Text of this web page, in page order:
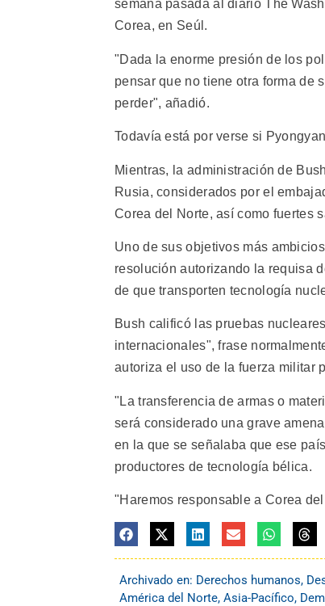
semana pasada al diario The
Corea, en Seúl.
"Dada la enorme presión de los
pensar que no tiene otra forma de
perder", añadió.
Todavía está por verse si
Mientras, la administración de
Rusia, considerados por el
Corea del Norte, así como fuertes
Uno de sus objetivos más
resolución autorizando la requisa
de que transporten tecnología
Bush calificó las pruebas
internacionales", frase
autoriza el uso de la fuerza militar
"La transferencia de armas o
será considerado una grave
en la que se señalaba que ese
productores de tecnología bélica.
"Haremos responsable a Corea
Archivado en: Derechos humanos,
América del Norte, Asia-Pacífico,